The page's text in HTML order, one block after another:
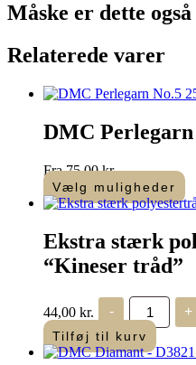
651-
fed
Måske er dette også
Relaterede varer
DMC Perlegarn
Fra75,00kr.
Vælg muligheder
Dette
har
flere
varianter.
vælges
på
varesiden
Ekstra stærk
“Kineser tråd”
44,00 kr. -
Ekstra
stærk
-
"Kineser
+
Tilføj til kurv